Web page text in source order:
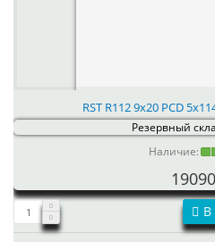
RST R112 9x20 PCD
Резервный
Наличие:
В